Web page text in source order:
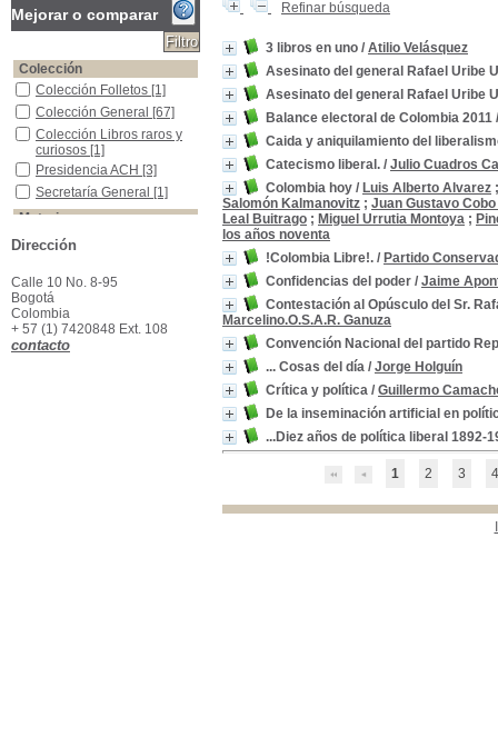
Refinar búsqueda
3 libros en uno / Atilio Velásquez
Asesinato del general Rafael Uribe
Asesinato del general Rafael Uribe
Balance electoral de Colombia 2011
Caida y aniquilamiento del
Catecismo liberal. / Julio Cuadros
Colombia hoy / Luis Alberto Alvarez
Salomón Kalmanovitz ; Juan Gustavo
Leal Buitrago ; Miguel Urrutia Montoya ;
los años noventa
!Colombia Libre!. / Partido
Confidencias del poder / Jaime
Contestación al Opúsculo del Sr.
Marcelino.O.S.A.R. Ganuza
Convención Nacional del partido
... Cosas del día / Jorge Holguín
Crítica y política / Guillermo
De la inseminación artificial en
...Diez años de política liberal 1892-
1 2 3 4
Mejorar o comparar
Colección
Colección Folletos
Colección Folletos [1]
Colección General
Colección General [67]
Colección Libros raros y curiosos
Colección Libros raros y
curiosos [1]
Presidencia ACH
Presidencia ACH [3]
Secretaría General
Secretaría General [1]
Materias
Partidos Políticos -Colombia
Partidos Políticos -
Colombia
Colombia -Partidos Políticos
Colombia -Partidos
Políticos [8]
Colombia--Política y gobierno
Colombia--Política y
gobierno[8]
Colombia--Política y gobierno--Siglo XIX
Colombia--Política y
Colombia -Condiciones políticas -Siglo XIX
Dirección
Calle 10 No. 8-95
Bogotá
Colombia
+ 57 (1) 7420848 Ext. 108
contacto